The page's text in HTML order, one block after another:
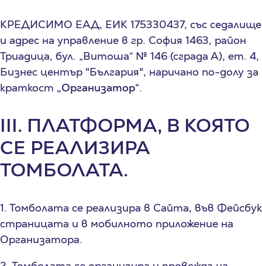
КРЕДИСИМО ЕАД, ЕИК 175330437, със седалище
и адрес на управление в гр. София 1463, район
Триадица, бул. „Витоша“ № 146 (сграда А), ет. 4,
Бизнес център "България", наричано по-долу за
краткост „Организатор“.
III. ПЛАТФОРМА, В КОЯТО
СЕ РЕАЛИЗИРА
ТОМБОЛАТА.
1. Томболата се реализира в Сайта, във Фейсбук
страницата и в мобилното приложение на
Организатора.